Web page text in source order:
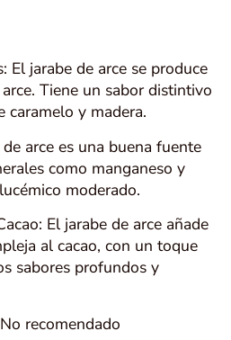
El jarabe de arce se produce
Tiene un sabor distintivo
caramelo y madera.
arce es una buena fuente
como manganeso y
moderado.
El jarabe de arce añade
al cacao, con un toque
sabores profundos y
recomendado